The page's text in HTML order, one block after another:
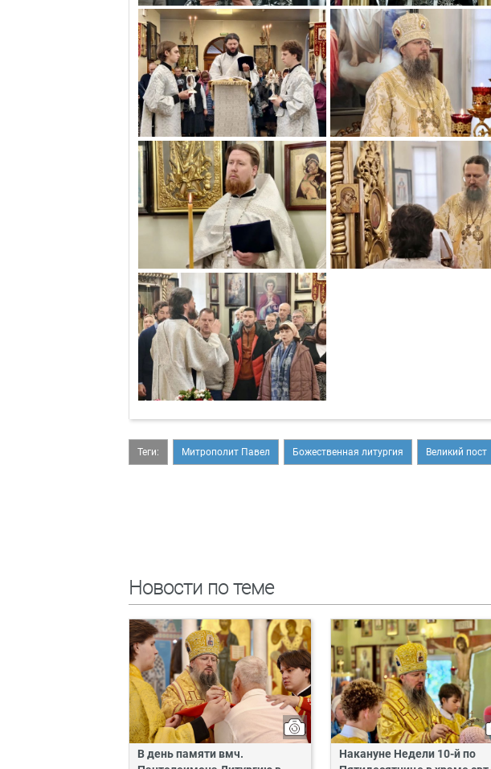
Теги: Митрополит Павел Божественная литургия Великий пост
Новости по теме
В день памяти вмч.
Накануне Недели 10-й по